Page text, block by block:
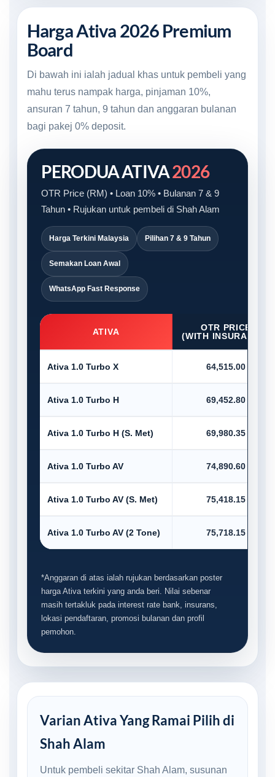
Harga Ativa 2026 Premium
Board
Di bawah ini ialah jadual khas untuk pembeli yang
mahu terus nampak harga, pinjaman 10%,
ansuran 7 tahun, 9 tahun dan anggaran bulanan
bagi pakej 0% deposit.
PERODUA ATIVA2026
OTR Price (RM) • Loan 10% • Bulanan 7 & 9
Tahun • Rujukan untuk pembeli di Shah Alam
Harga Terkini Malaysia Pilihan 7 & 9 Tahun
Semakan Loan Awal
WhatsApp Fast Response
ATIVA
OTR PRICE
(WITH INSURANCE)
Ativa 1.0 Turbo X 64,515.00
Ativa 1.0 Turbo H 69,452.80
Ativa 1.0 Turbo H (S. Met) 69,980.35
Ativa 1.0 Turbo AV 74,890.60
Ativa 1.0 Turbo AV (S. Met) 75,418.15
Ativa 1.0 Turbo AV (2 Tone) 75,718.15
*Anggaran di atas ialah rujukan berdasarkan poster
harga Ativa terkini yang anda beri. Nilai sebenar
masih tertakluk pada interest rate bank, insurans,
lokasi pendaftaran, promosi bulanan dan profil
pemohon.
Varian Ativa Yang Ramai Pilih di
Shah Alam
Untuk pembeli sekitar Shah Alam, susunan